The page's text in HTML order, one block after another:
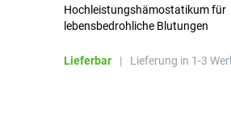
Hochleistungshämostatikum für
lebensbedrohliche Blutungen
Lieferbar | Lieferung in 1-3